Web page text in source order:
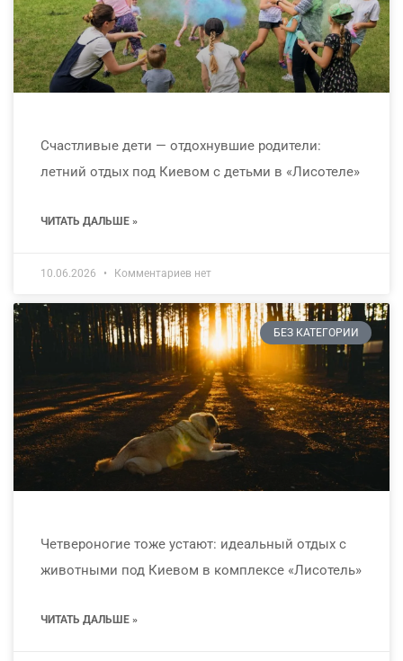
Счастливые дети — отдохнувшие родители:
летний отдых под Киевом с детьми в «Лисотеле»
ЧИТАТЬ ДАЛЬШЕ »
10.06.2026 Комментариев нет
БЕЗ КАТЕГОРИИ
Четвероногие тоже устают: идеальный отдых с
животными под Киевом в комплексе «Лисотель»
ЧИТАТЬ ДАЛЬШЕ »